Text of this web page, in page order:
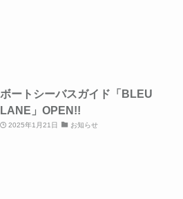
ボートシーバスガイド「BLEU
LANE」OPEN!!
2025年1月21日 お知らせ